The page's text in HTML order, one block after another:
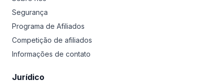
Segurança
Programa de Afiliados
Competição de afiliados
Informações de contato
Jurídico